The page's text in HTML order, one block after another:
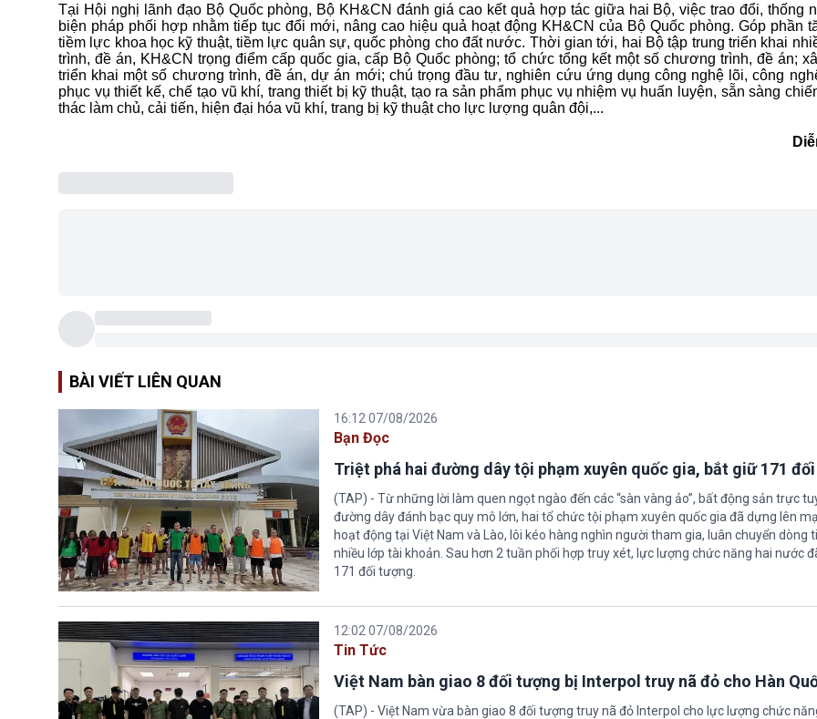
Tại Hội nghị lãnh đạo Bộ Quốc phòng, Bộ KH&CN đánh giá cao kết quả hợp tácgiữa hai Bộ, việc trao đổi, thống
biện pháp phối hợp nhằm tiếp tục đổi mới, nâng cao hiệu quả hoạt động KH&CN của Bộ Quốc phòng. Góp phần
tiềm lực khoa học kỹ thuật, tiềm lực quân sự, quốc phòng cho đất nước. Thời gian tới, hai Bộ tập trung triển khai
trình, đề án, KH&CN trọng điểm cấp quốc gia, cấp Bộ Quốc phòng; tổ chức tổng kết một số chương trình, đề án;
triển khai một số chương trình, đề án, dự án mới; chú trọng đầu tư, nghiên cứu ứng dụng công nghệ lõi, công
phục vụ thiết kế, chế tạo vũ khí, trang thiết bị kỹ thuật, tạo ra sản phẩm phục vụ nhiệm vụ huấn luyện, sẵn sàng
thác làm chủ, cải tiến, hiện đại hóa vũ khí, trang bị kỹ thuật cho lực lượng quân đội,...
BÀI VIẾT LIÊN QUAN
16:12 07/08/2026
Bạn Đọc
Triệt phá hai đường dây tội phạm xuyên quốc gia, bắt giữ 171
(TAP) - Từ những lời làm quen ngọt ngào đến các “sàn vàng ảo”, bất động sản trực
đường dây đánh bạc quy mô lớn, hai tổ chức tội phạm xuyên quốc gia đã dựng lên
hoạt động tại Việt Nam và Lào, lôi kéo hàng nghìn người tham gia, luân chuyển dòng
nhiều lớp tài khoản. Sau hơn 2 tuần phối hợp truy xét, lực lượng chức năng hai nước
171 đối tượng.
12:02 07/08/2026
Tin Tức
Việt Nam bàn giao 8 đối tượng bị Interpol truy nã đỏ cho Hàn
(TAP) - Việt Nam vừa bàn giao 8 đối tượng truy nã đỏ Interpol cho lực lượng chức